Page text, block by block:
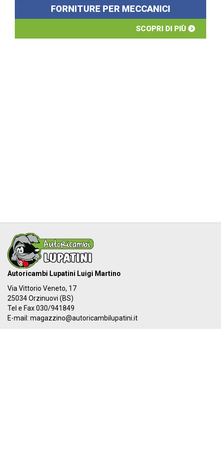
FORNITURE PER MECCANICI
SCOPRI DI PIÙ
Autoricambi Lupatini Luigi Martino
Via Vittorio Veneto, 17
25034 Orzinuovi (BS)
Tel e Fax 030/941849
E-mail: magazzino@autoricambilupatini.it